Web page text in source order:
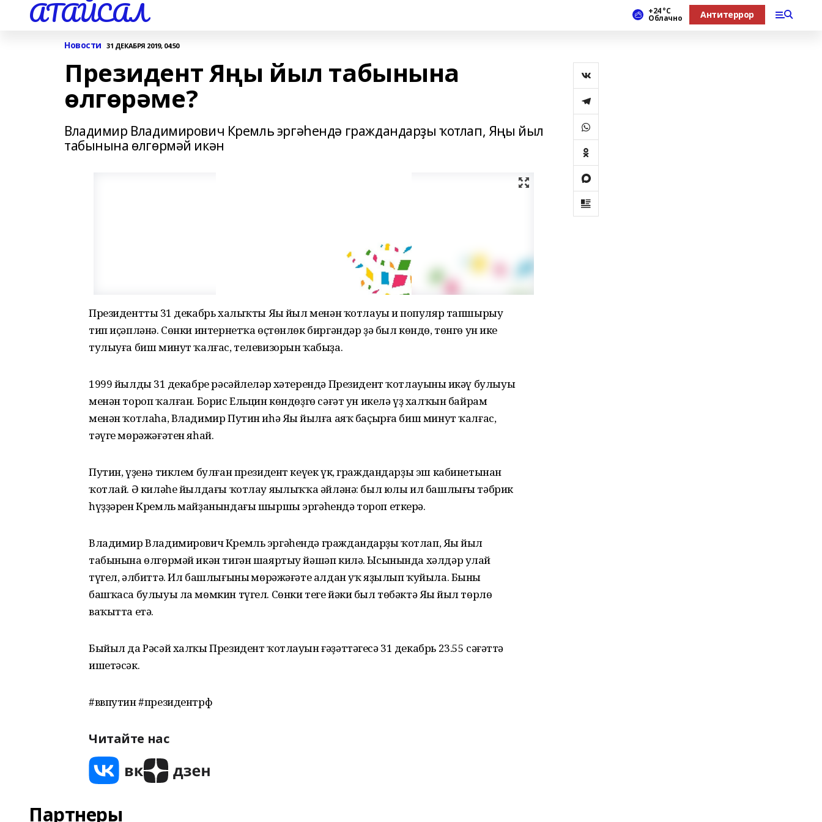
АТАЙСАЛ +24 °С
Облачно Антитеррор
Новости 31 ДЕКАБРЯ 2019, 04:50
Президент Яңы йыл табынына
өлгөрәме?
Владимир Владимирович Кремль эргәһендә граждандарҙы ҡотлап, Яңы йыл
табынына өлгөрмәй икән
Президенттың 31 декабрь халыҡты Яңы йыл менән ҡотлауы иң популяр тапшырыу
тип иҫәпләнә. Сөнки интернетҡа өҫтөнлөк биргәндәр ҙә был көндө, төнгө ун ике
тулыуға биш минут ҡалғас, телевизорын ҡабыҙа.
1999 йылдың 31 декабре рәсәйлеләр хәтерендә Президент ҡотлауының икәү булыуы
менән тороп ҡалған. Борис Ельцин көндөҙгө сәғәт ун икелә үҙ халҡын байрам
менән ҡотлаһа, Владимир Путин иһә Яңы йылға аяҡ баҫырға биш минут ҡалғас,
тәүге мөрәжәғәтен яһай.
Путин, үҙенә тиклем булған президент кеүек үк, граждандарҙы эш кабинетынан
ҡотлай. Ә киләһе йылдағы ҡотлау яңылыҡҡа әйләнә: был юлы ил башлығы тәбрик
һүҙҙәрен Кремль майҙанындағы шыршы эргәһендә тороп еткерә.
Владимир Владимирович Кремль эргәһендә граждандарҙы ҡотлап, Яңы йыл
табынына өлгөрмәй икән тигән шаяртыу йәшәп килә. Ысынында хәлдәр улай
түгел, әлбиттә. Ил башлығының мөрәжәғәте алдан уҡ яҙылып ҡуйыла. Бының
башҡаса булыуы ла мөмкин түгел. Сөнки теге йәки был төбәктә Яңы йыл төрлө
ваҡытта етә.
Быйыл да Рәсәй халҡы Президент ҡотлауын ғәҙәттәгесә 31 декабрь 23.55 сәғәттә
ишетәсәк.
#ввпутин #президентрф
Читайте нас
Партнеры